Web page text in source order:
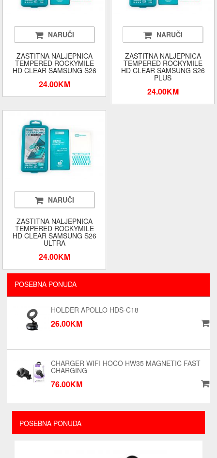
POSEBNA PONUDA
NARUČI
ZASTITNA NALJEPNICA
TEMPERED ROCKYMILE
HD CLEAR SAMSUNG S26
24.00KM
NARUČI
ZASTITNA NALJEPNICA
TEMPERED ROCKYMILE
HD CLEAR SAMSUNG S26
PLUS
24.00KM
NARUČI
ZASTITNA NALJEPNICA
TEMPERED ROCKYMILE
HD CLEAR SAMSUNG S26
ULTRA
24.00KM
POSEBNA PONUDA
HOLDER APOLLO HDS-C18
26.00KM
CHARGER WIFI HOCO HW35 MAGNETIC FAST
CHARGING
76.00KM